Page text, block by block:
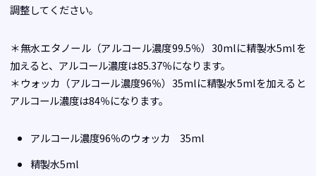
調整してください。
＊無水エタノール（アルコール濃度99.5％）30mlに精製水5mlを
加えると、アルコール濃度は85.37％になります。
＊ウォッカ（アルコール濃度96％）35mlに精製水5mlを加えると
アルコール濃度は84％になります。
アルコール濃度96％のウォッカ 35ml
精製水5ml